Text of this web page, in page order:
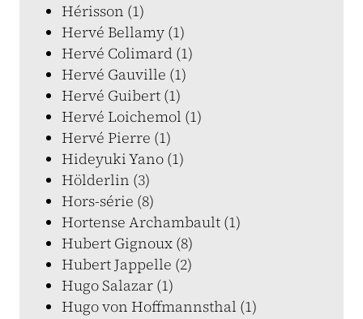
Hérisson (1)
Hervé Bellamy (1)
Hervé Colimard (1)
Hervé Gauville (1)
Hervé Guibert (1)
Hervé Loichemol (1)
Hervé Pierre (1)
Hideyuki Yano (1)
Hölderlin (3)
Hors-série (8)
Hortense Archambault (1)
Hubert Gignoux (8)
Hubert Jappelle (2)
Hugo Salazar (1)
Hugo von Hoffmannsthal (1)